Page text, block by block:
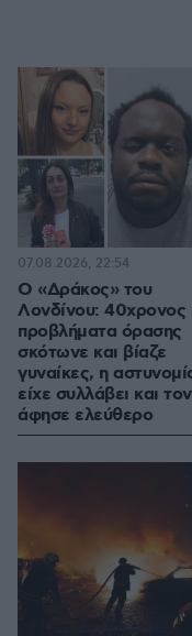
Ο «Δράκος» του
Λονδίνου: 40χρονος
προβλήματα όρασης
σκότωνε και βίαζε
γυναίκες, η
είχε συλλάβει και τον
άφησε ελεύθερο
07.08.2026, 22:54